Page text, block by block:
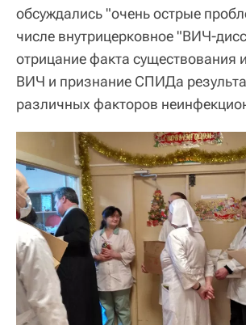
обсуждались "очень острые
числе внутрицерковное "ВИЧ-
отрицание факта существования
ВИЧ и признание СПИДа
различных факторов